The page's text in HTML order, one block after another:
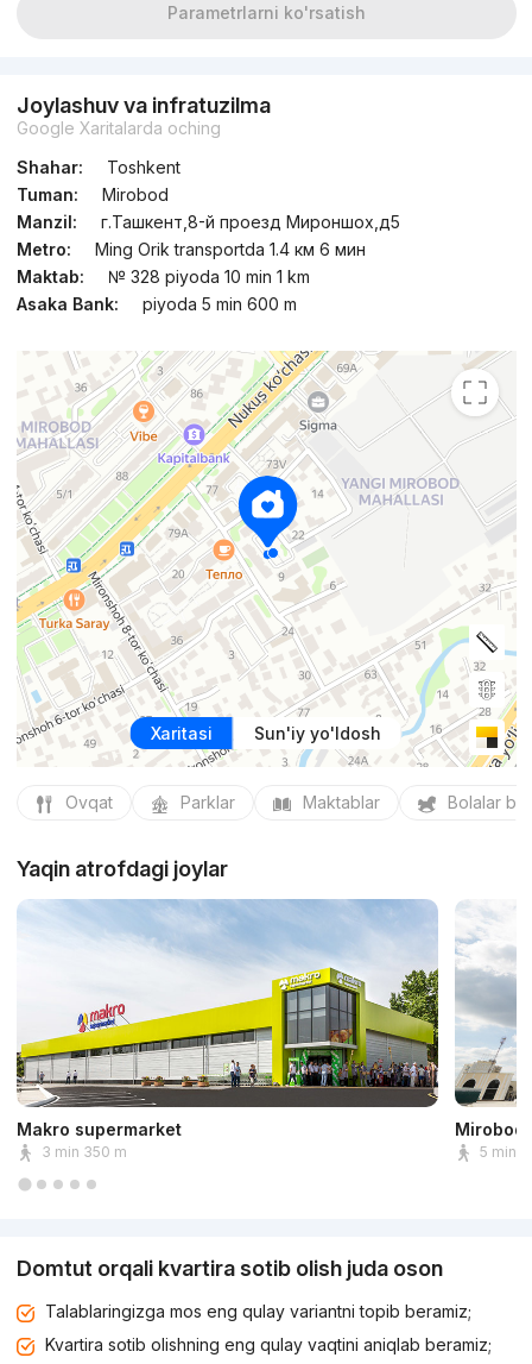
Parametrlarni ko'rsatish
Joylashuv va infratuzilma
Google Xaritalarda oching
Shahar:
Toshkent
Tuman:
Mirobod
Manzil:
г.Ташкент,8-й проезд Мироншох,д5
Metro:
Ming Orik transportda 1.4 км 6 мин
Maktab:
№ 328 piyoda 10 min 1 km
Asaka Bank:
piyoda 5 min 600 m
Xaritasi Sun'iy yo'ldosh
Ovqat Parklar Maktablar Bolalar
Yaqin atrofdagi joylar
Makro supermarket
3 min 350 m
Mirobod
5 min
Domtut orqali kvartira sotib olish juda oson
Talablaringizga mos eng qulay variantni topib beramiz;
Kvartira sotib olishning eng qulay vaqtini aniqlab beramiz;